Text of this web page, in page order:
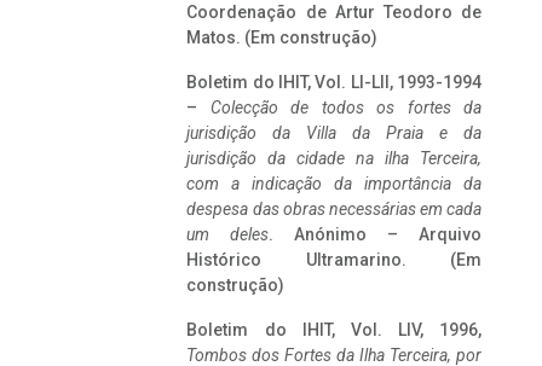
Coordenação de Artur Teodoro de
Matos. (Em construção)
Boletim do IHIT, Vol. LI-LII, 1993-1994
– Colecção de todos os fortes da
jurisdição da Villa da Praia e da
jurisdição da cidade na ilha Terceira,
com a indicação da importância da
despesa das obras necessárias em cada
um deles. Anónimo – Arquivo
Histórico Ultramarino. (Em
construção)
Boletim do IHIT, Vol. LIV, 1996,
Tombos dos Fortes da Ilha Terceira, por